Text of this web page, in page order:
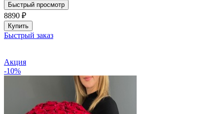
Быстрый просмотр
8890 ₽
Купить
Быстрый заказ
Акция
-10%